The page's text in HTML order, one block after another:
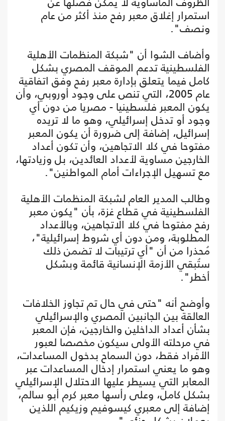
استمرار إغلاق معبر رفح منذ أكثر من عام
ونصف".
وأضاف الشوا أن "شبكة المنظمات الأهلية
الفلسطينية تدعم الموقف المصري بشكل
كامل فيما يتعلق بإدارة معبر رفح وفق اتفاقية
عام 2005، التي تنص على وجود أوروبي، وأن
يكون المعبر فلسطينيا - مصريا من دون أي
وجود أو تدخل إسرائيلي، وهو ما لا تريده
إسرائيل، إضافة إلى ضرورة أن يكون المعبر
مفتوحا في كلا الاتجاهين، وأن تكون أعداد
الخارجين مساوية لأعداد العائدين، بل وزيادتها،
مع تسهيل الإجراءات أمام المواطنين".
وطالب المدير العام لشبكة المنظمات الأهلية
الفلسطينية في قطاع غزة، بأن "يكون معبر
رفح مفتوحا في كلا الاتجاهين، وبالأعداد
المطلوبة، ومن دون أي شروط إسرائيلية"،
مُحذرا من أن "أي ترتيبات لا تضمن ذلك
ستُبقي الأزمة الإنسانية قائمة وبشكل
أخطر".
وأوضح أنه "حتى في حال تم تجاوز الخلافات
العالقة بين الجانبين المصري والإسرائيلي
بشأن أعداد الداخلين والخارجين، فإن المعبر
في مرحلته الأولى سيكون مخصصا لعبور
الأفراد فقط، دون السماح بدخول المساعدات،
وهو ما يعني استمرار إدخال المساعدات عبر
المعابر التي يسيطر عليها الاحتلال الإسرائيلي
بشكل كامل، وعلى رأسها معبر كرم أبو سالم،
إضافة إلى معبري كيسوفيم وزيكيم اللذين